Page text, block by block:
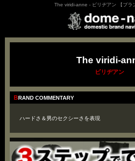
The viridi-anne - ビリヂアン 【ブラン
The viridi-
ビリヂアン
BRAND COMMENTARY
ハードさ＆男のセクシーさを表現